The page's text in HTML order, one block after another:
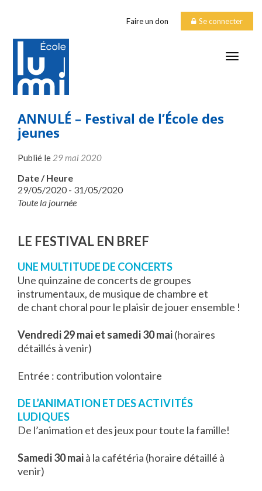
Faire un don Se connecter
ANNULÉ – Festival de l’École des
jeunes
Publié le 29 mai 2020
Date / Heure
29/05/2020 - 31/05/2020
Toute la journée
LE FESTIVAL EN BREF
UNE MULTITUDE DE CONCERTS
Une quinzaine de concerts de groupes
instrumentaux, de musique de chambre et
de chant choral pour le plaisir de jouer ensemble !
Vendredi 29 mai et samedi 30 mai(horaires
détaillés à venir)
Entrée : contribution volontaire
DE L’ANIMATION ET DES ACTIVITÉS
LUDIQUES
De l’animation et des jeux pour toute la famille!
Samedi 30 maià la cafétéria (horaire détaillé à
venir)